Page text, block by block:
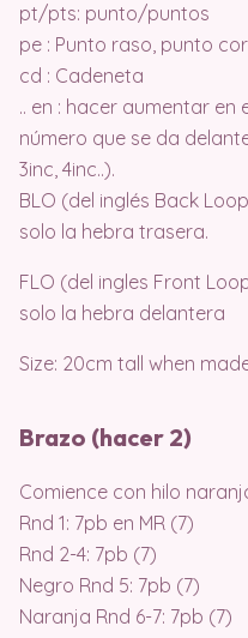
pt/pts: punto/puntos
pe : Punto raso, punto
cd : Cadeneta
.. en : hacer aumentar
número que se da
3inc, 4inc..).
BLO (del inglés Back
solo la hebra trasera.
FLO (del ingles Front
solo la hebra delantera
Size: 20cm tall when
Brazo (hacer 2)
Comience con hilo
Rnd 1: 7pb en MR (7)
Rnd 2-4: 7pb (7)
Negro Rnd 5: 7pb (7)
Naranja Rnd 6-7: 7pb (7)